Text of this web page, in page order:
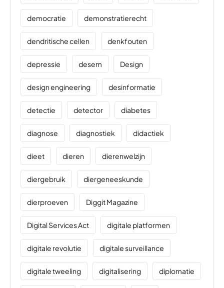
democratie demonstratierecht
dendritische cellen denkfouten
depressie desem Design
design engineering desinformatie
detectie detector diabetes
diagnose diagnostiek didactiek
dieet dieren dierenwelzijn
diergebruik diergeneeskunde
dierproeven Diggit Magazine
Digital Services Act digitale platformen
digitale revolutie digitale surveillance
digitale tweeling digitalisering diplomatie